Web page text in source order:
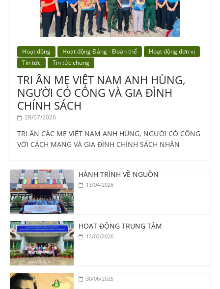
Hoạt động Hoạt động Đảng - Đoàn thể
Hoạt động đơn vị
Tin tức
Tin tức chung
TRI ÂN MẸ VIỆT NAM ANH HÙNG,
NGƯỜI CÓ CÔNG VÀ GIA ĐÌNH
CHÍNH SÁCH
28/07/2026
TRI ÂN CÁC MẸ VIỆT NAM ANH HÙNG, NGƯỜI CÓ CÔNG
VỚI CÁCH MẠNG VÀ GIA ĐÌNH CHÍNH SÁCH NHÂN
HÀNH TRÌNH VỀ NGUỒN
13/04/2026
HOẠT ĐỘNG TRUNG TÂM
12/02/2026
30/06/2025